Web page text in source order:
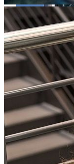
広告事業に集中
ゲームスタジオ
に注力